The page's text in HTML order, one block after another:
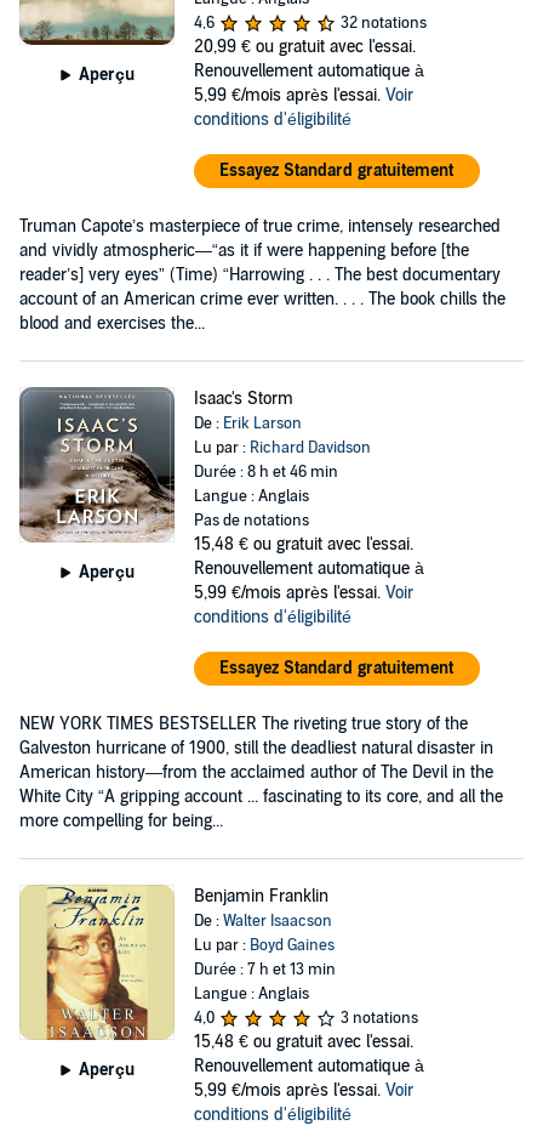
Aperçu
4,6
32 notations
20,99 € ou gratuit avec l'essai.
Renouvellement automatique à
5,99 €/mois après l'essai. Voir
conditions d'éligibilité
Essayez Standard gratuitement
Truman Capote’s masterpiece of true crime, intensely researched
and vividly atmospheric—“as it if were happening before [the
reader’s] very eyes” (Time) “Harrowing . . . The best documentary
account of an American crime ever written. . . . The book chills the
blood and exercises the...
Aperçu
Isaac's Storm
De : Erik Larson
Lu par : Richard Davidson
Durée : 8 h et 46 min
Langue : Anglais
Pas de notations
15,48 € ou gratuit avec l'essai.
Renouvellement automatique à
5,99 €/mois après l'essai. Voir
conditions d'éligibilité
Essayez Standard gratuitement
NEW YORK TIMES BESTSELLER The riveting true story of the
Galveston hurricane of 1900, still the deadliest natural disaster in
American history—from the acclaimed author of The Devil in the
White City “A gripping account ... fascinating to its core, and all the
more compelling for being...
Aperçu
Benjamin Franklin
De :Walter Isaacson
Lu par : Boyd Gaines
Durée : 7 h et 13 min
Langue : Anglais
4,0
3 notations
15,48 € ou gratuit avec l'essai.
Renouvellement automatique à
5,99 €/mois après l'essai. Voir
conditions d'éligibilité